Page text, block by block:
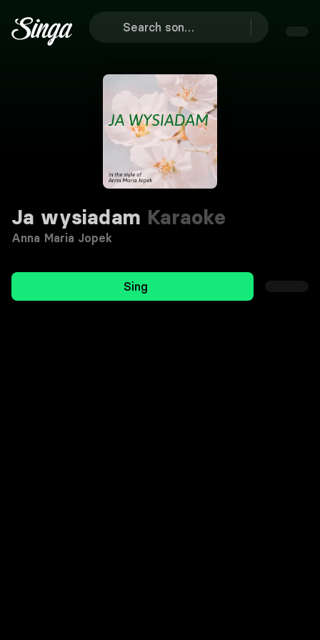
Ja wysiadam Karaoke
Anna Maria Jopek
Sing